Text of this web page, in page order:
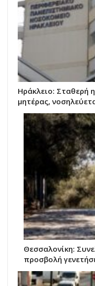
Ηράκλειο: Σταθερή
μητέρας,
Θεσσαλονίκη:
προσβολή